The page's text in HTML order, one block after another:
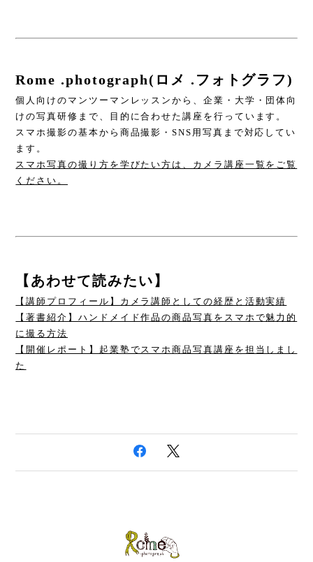
Rome .photograph(ロメ .フォトグラフ)
個人向けのマンツーマンレッスンから、企業・大学・団体向
けの写真研修まで、目的に合わせた講座を行っています。
スマホ撮影の基本から商品撮影・SNS用写真まで対応してい
ます。
スマホ写真の撮り方を学びたい方は、カメラ講座一覧をご覧
ください。
【あわせて読みたい】
【講師プロフィール】カメラ講師としての経歴と活動実績
【著書紹介】ハンドメイド作品の商品写真をスマホで魅力的
に撮る方法
【開催レポート】起業塾でスマホ商品写真講座を担当しまし
た